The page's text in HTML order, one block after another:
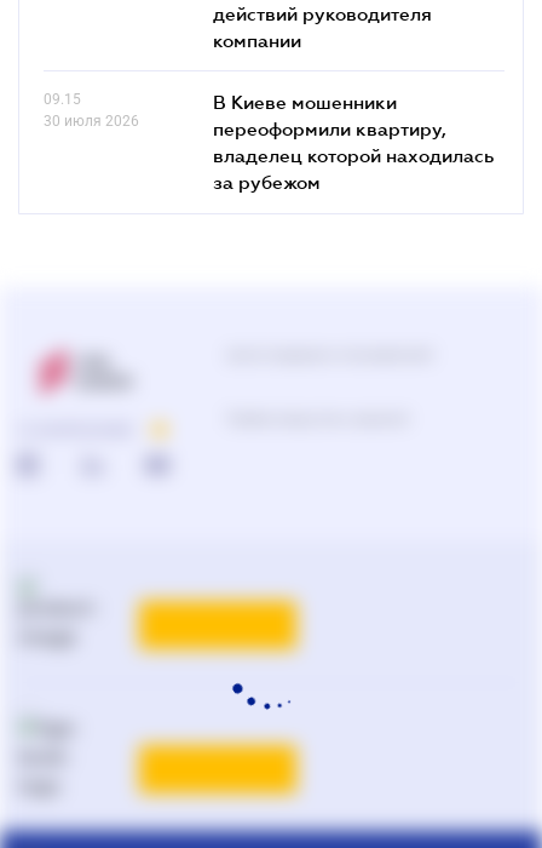
действий руководителя
компании
09.15
30 июля 2026
В Киеве мошенники
переоформили квартиру,
владелец которой находилась
за рубежом